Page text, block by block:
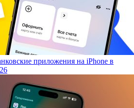
приложения на iPhone в